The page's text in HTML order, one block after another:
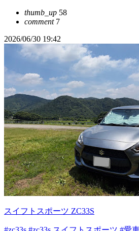
thumb_up 58
comment7
2026/06/30 19:42
スイフトスポーツ ZC33S